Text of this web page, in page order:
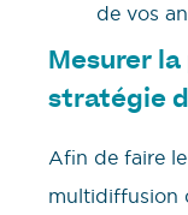
de vos
Mesurer
stratégie
Afin de faire
multidiffusion